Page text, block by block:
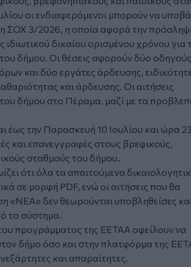
οι ενδιαφερόμενοι μπορούν να
ΣΟΧ 3/2026, η οποία αφορά την
δικαίου ορισμένου χρόνου για
δήμου. Οι θέσεις αφορούν δύο
και δύο εργάτες άρδευσης,
και άρδευσης. Οι αιτήσεις
δήμου στο Πέραμα, μαζί με τα
έως την Παρασκευή 10 Ιουλίου και ώρα
και επανεγγραφές στους βρεφικούς,
σταθμούς του δήμου.
ότι όλα τα απαιτούμενα
σε μορφή PDF, ενώ οι αιτήσεις που θα
«ΝΕΑ» δεν θεωρούνται υποβληθείσες
το σύστημα.
προγράμματος της ΕΕΤΑΑ οφείλουν να
δήμο όσο και στην πλατφόρμα της
και απαραίτητες.